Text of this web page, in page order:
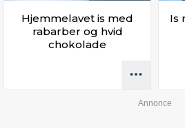
Hjemmelavet is med
rabarber og hvid
chokolade
Is